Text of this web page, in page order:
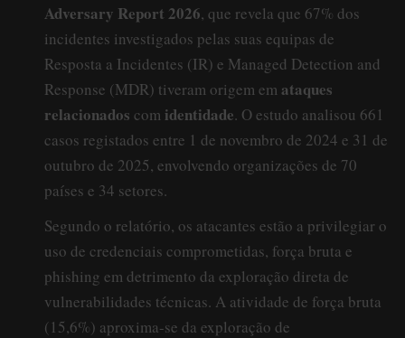
Adversary Report 2026, que revela que 67% dos
incidentes investigados pelas suas equipas de
Resposta a Incidentes (IR) e Managed Detection and
Response (MDR) tiveram origem em ataques
relacionados com identidade. O estudo analisou 661
casos registados entre 1 de novembro de 2024 e 31 de
outubro de 2025, envolvendo organizações de 70
países e 34 setores.
Segundo o relatório, os atacantes estão a privilegiar o
uso de credenciais comprometidas, força bruta e
phishing em detrimento da exploração direta de
vulnerabilidades técnicas. A atividade de força bruta
(15,6%) aproxima-se da exploração de